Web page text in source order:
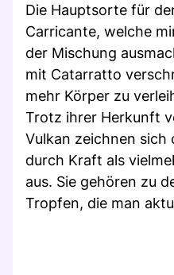
Die Hauptsorte für
Carricante, welche
der Mischung
mit Catarratto
mehr Körper zu
Trotz ihrer Herkunft
Vulkan zeichnen sich
durch Kraft als
aus. Sie gehören zu
Tropfen, die man